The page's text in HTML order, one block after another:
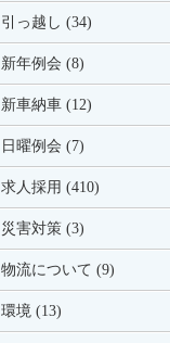
引っ越し (34)
新年例会 (8)
新車納車 (12)
日曜例会 (7)
求人採用 (410)
災害対策 (3)
物流について (9)
環境 (13)